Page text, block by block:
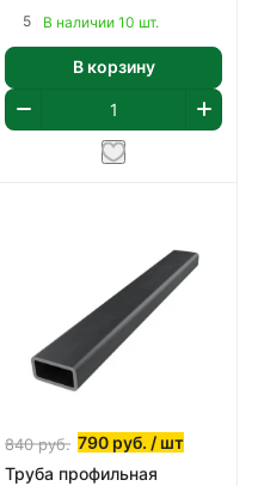
5 В наличии 10 шт.
В корзину
840руб. 790 руб. / шт
Труба профильная